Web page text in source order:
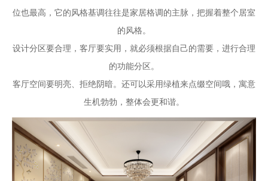
位也最高，它的风格基调往往是家居格调的主脉，把握着整个居室
的风格。
设计分区要合理，客厅要实用，就必须根据自己的需要，进行合理
的功能分区。
客厅空间要明亮、拒绝阴暗。还可以采用绿植来点缀空间哦，寓意
生机勃勃，整体会更和谐。